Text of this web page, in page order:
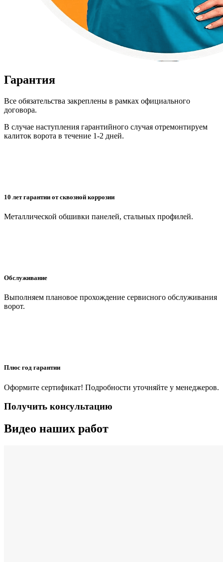
Гарантия
Все обязательства закреплены в рамках официального
договора.
В случае наступления гарантийного случая отремонтируем
калиток ворота в течение 1-2 дней.
10 лет гарантии от сквозной коррозии
Металлической обшивки панелей, стальных профилей.
Обслуживание
Выполняем плановое прохождение сервисного обслуживания
ворот.
Плюс год гарантии
Оформите сертификат! Подробности уточняйте у менеджеров.
Получить консультацию
Видео наших работ